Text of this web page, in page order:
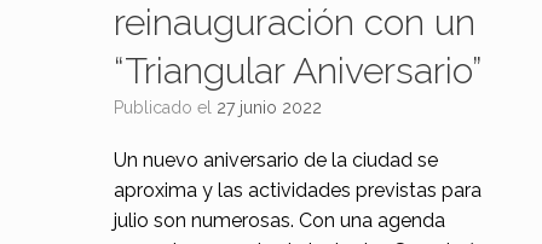
reinauguración con un
“Triangular Aniversario”
Publicado el 27 junio 2022
Un nuevo aniversario de la ciudad se
aproxima y las actividades previstas para
julio son numerosas. Con una agenda